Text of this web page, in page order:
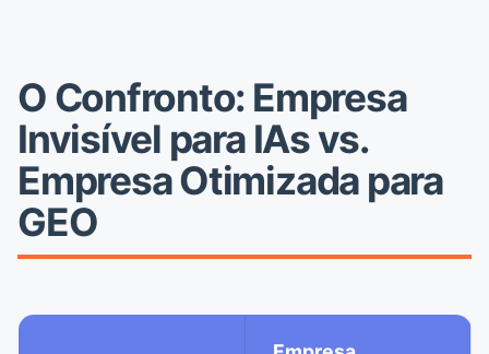
O Confronto: Empresa
Invisível para IAs vs.
Empresa Otimizada para
GEO